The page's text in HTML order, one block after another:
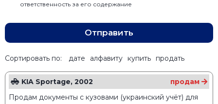
ответственность за его содержание
Отправить
Сортировать по: дате алфавиту купить продать
KIA Sportage, 2002
продам
Продам документы с кузовами (украинский учёт) для